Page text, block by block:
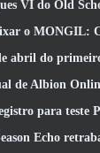
VI do Old
o MONGIL:
descendente para
Online foi abandonada com o
para teste
retrabalha o mapa Zero